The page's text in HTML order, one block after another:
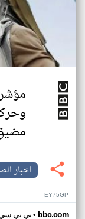
اخبار
EY75GP
بي بي• bbc.com